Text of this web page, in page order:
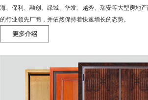
海、保利、融创、绿城、华发、越秀、瑞安等大型房地
的行业领先厂商，并依然保持着快速增长的态势。